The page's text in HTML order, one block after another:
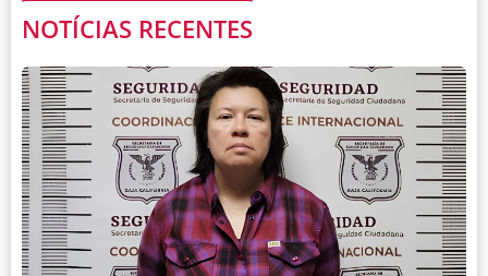
NOTÍCIAS RECENTES